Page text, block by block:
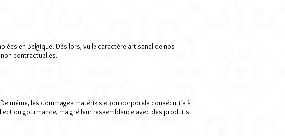
en Belgique. Dès lors, vu le caractère artisanal de nos
contractuelles.
même, les dommages matériels et/ou corporels consécutifs à
gourmande, malgré leur ressemblance avec des produits